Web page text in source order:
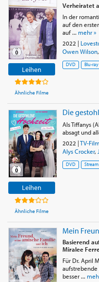
Leihen
Ähnliche Filme
Verheiratet
In der
auf den
auf ... mehr »
2022 |
Owen Wilson,
DVD Blu-ray
Leihen
Ähnliche Filme
Die
Als Tiffanys
absagt und
2022 |TV-Film
Alys Crocker,
DVD Stream
Mein
Basierend
Miralee
Für Dr. April
aufstrebende
besser ...